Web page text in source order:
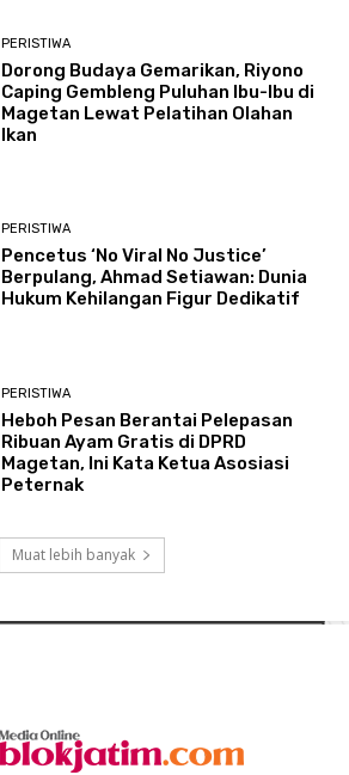
PERISTIWA
Dorong Budaya Gemarikan, Riyono
Caping Gembleng Puluhan Ibu-Ibu di
Magetan Lewat Pelatihan Olahan
Ikan
PERISTIWA
Pencetus ‘No Viral No Justice’
Berpulang, Ahmad Setiawan: Dunia
Hukum Kehilangan Figur Dedikatif
PERISTIWA
Heboh Pesan Berantai Pelepasan
Ribuan Ayam Gratis di DPRD
Magetan, Ini Kata Ketua Asosiasi
Peternak
Muat lebih banyak